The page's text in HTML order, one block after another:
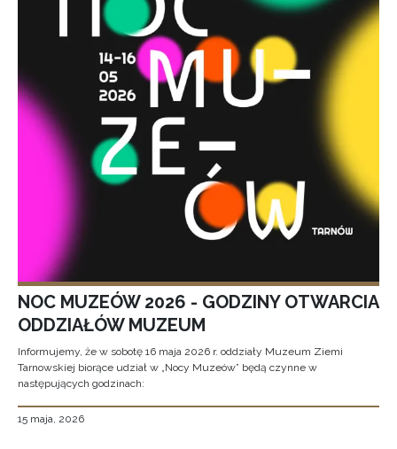
NOC MUZEÓW 2026 - GODZINY OTWARCIA
ODDZIAŁÓW MUZEUM
Informujemy, że w sobotę 16 maja 2026 r. oddziały Muzeum Ziemi
Tarnowskiej biorące udział w „Nocy Muzeów” będą czynne w
następujących godzinach:
15 maja, 2026